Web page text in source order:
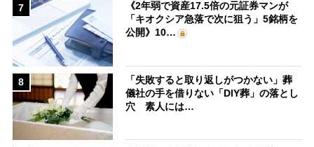
7
《2年弱で資産17.5倍の元証券マンが
「キオクシア急落で次に狙う」5銘柄を
公開》10…
8
「失敗すると取り返しがつかない」葬
儀社の手を借りない「DIY葬」の落とし
穴 素人には…